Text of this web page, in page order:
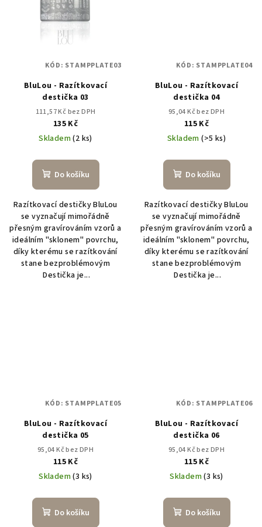
BluLou - Razítkovací
destička 03
111,57 Kč bez DPH
135 Kč
Skladem(2 ks)
Do košíku
Razítkovací destičky BluLou
se vyznačují mimořádně
přesným gravírováním vzorů a
ideálním "sklonem" povrchu,
díky kterému se razítkování
stane bezproblémovým
Destička je...
KÓD: STAMPPLATE03
BluLou - Razítkovací
destička 04
95,04 Kč bez DPH
115 Kč
Skladem(>5 ks)
Do košíku
Razítkovací destičky BluLou
se vyznačují mimořádně
přesným gravírováním vzorů a
ideálním "sklonem" povrchu,
díky kterému se razítkování
stane bezproblémovým
Destička je...
KÓD: STAMPPLATE04
BluLou - Razítkovací
destička 05
95,04 Kč bez DPH
115 Kč
Skladem(3 ks)
Do košíku
KÓD: STAMPPLATE05
BluLou - Razítkovací
destička 06
95,04 Kč bez DPH
115 Kč
Skladem(3 ks)
Do košíku
KÓD: STAMPPLATE06